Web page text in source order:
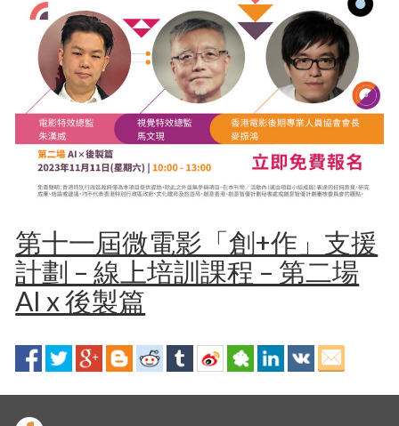
第十一屆微電影「創+作」支援
計劃 – 線上培訓課程 – 第二場
AI x 後製篇